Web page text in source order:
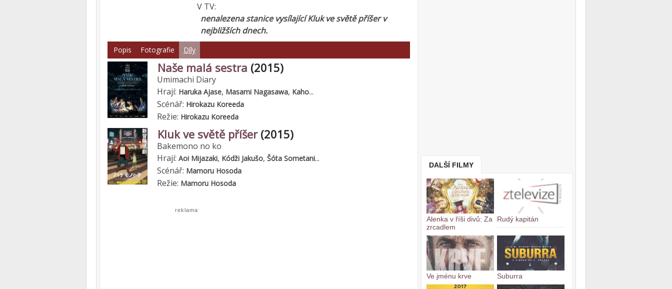
DALŠÍ FILMY
Alenka v říši divů: Za
zrcadlem
Rudý kapitán
Ve jménu krve Suburra
V TV:
nenalezena stanice vysílající Kluk ve světě příšer v
nejbližších dnech.
Popis Fotografie Díly
Naše malá sestra (2015)
Umimachi Diary
Hrají: Haruka Ajase, Masami Nagasawa, Kaho...
Scénář: Hirokazu Koreeda
Režie: Hirokazu Koreeda
Kluk ve světě příšer(2015)
Bakemono no ko
Hrají: Aoi Mijazaki, Kódži Jakušo, Šóta Sometani...
Scénář: Mamoru Hosoda
Režie: Mamoru Hosoda
reklama